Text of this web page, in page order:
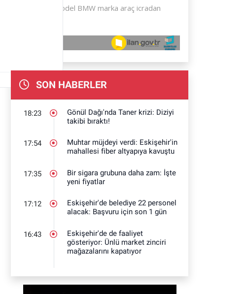
SON HABERLER
18:23
Gönül Dağı'nda Taner krizi: Diziyi
takibi bıraktı!
17:54
Muhtar müjdeyi verdi: Eskişehir'in
mahallesi fiber altyapıya kavuştu
17:35
Bir sigara grubuna daha zam: İşte
yeni fiyatlar
17:12
Eskişehir'de belediye 22 personel
alacak: Başvuru için son 1 gün
16:43
Eskişehir'de de faaliyet
gösteriyor: Ünlü market zinciri
mağazalarını kapatıyor